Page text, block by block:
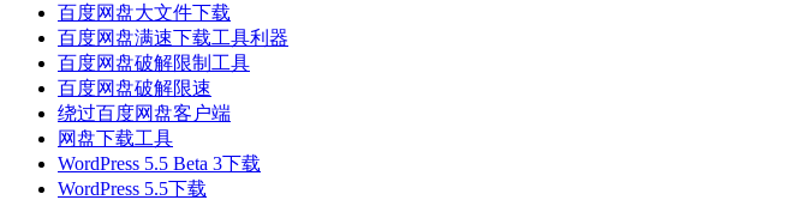
百度网盘大文件下载
百度网盘满速下载工具利器
百度网盘破解限制工具
百度网盘破解限速
绕过百度网盘客户端
网盘下载工具
WordPress 5.5 Beta 3下载
WordPress 5.5下载